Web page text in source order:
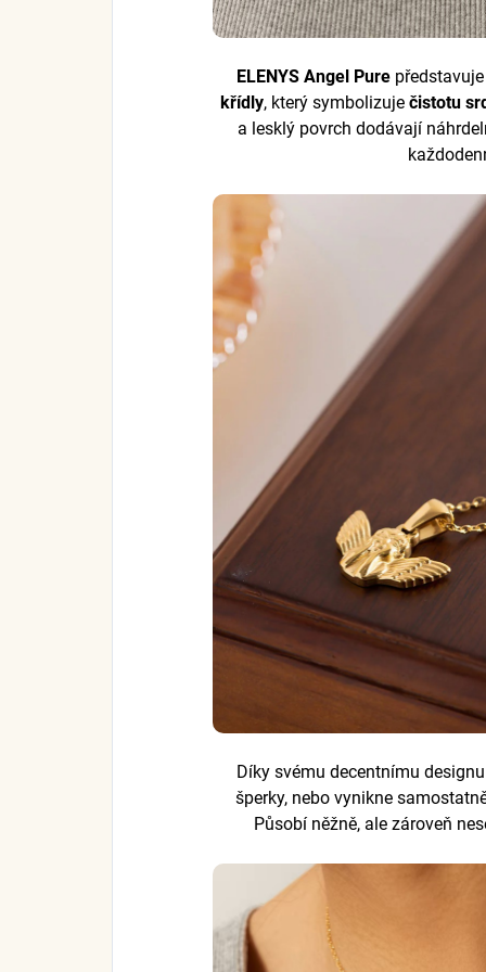
ELENYS Angel Pure
křídly, který symbolizuje čistotu
a lesklý povrch dodávají
Díky svému decentnímu
šperky, nebo vynikne
Působí něžně, ale zároveň